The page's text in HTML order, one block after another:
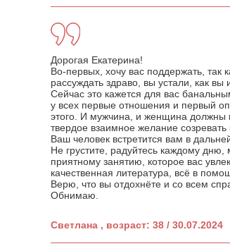
Дорогая Екатерина!
Во-первых, хочу вас поддержать, так
рассуждать здраво, вы устали, как вы
Сейчас это кажется для вас
у всех первые отношения и первый
этого. И мужчина, и женщина должны
твердое взаимное желание созревать
Ваш человек встретится вам в
Не грустите, радуйтесь каждому
приятному занятию, которое вас
качественная литература, всё в
Верю, что вы отдохнёте и со всем
Обнимаю.
Светлана , возраст: 38 / 30.07.2024